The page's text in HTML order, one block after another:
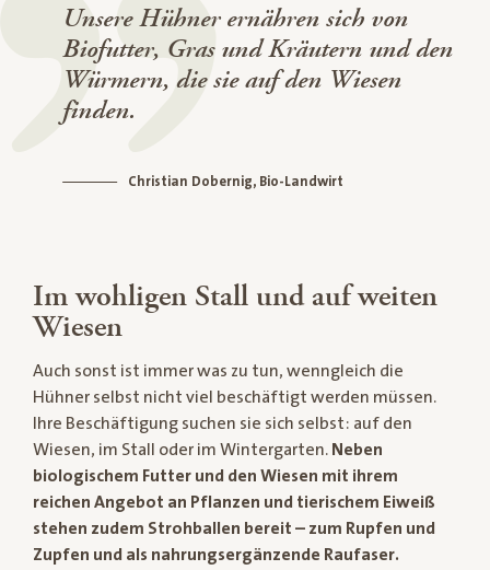
Unsere Hühner ernähren sich von
Biofutter, Gras und Kräutern und den
Würmern, die sie auf den Wiesen
finden.
Christian Dobernig, Bio-Landwirt
Im wohligen Stall und auf weiten
Wiesen
Auch sonst ist immer was zu tun, wenngleich die
Hühner selbst nicht viel beschäftigt werden müssen.
Ihre Beschäftigung suchen sie sich selbst: auf den
Wiesen, im Stall oder im Wintergarten. Neben
biologischem Futter und den Wiesen mit ihrem
reichen Angebot an Pflanzen und tierischem Eiweiß
stehen zudem Strohballen bereit – zum Rupfen und
Zupfen und als nahrungsergänzende Raufaser.